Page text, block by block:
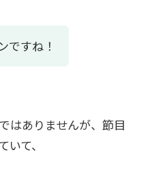
ですね！
はありませんが、節目
て、